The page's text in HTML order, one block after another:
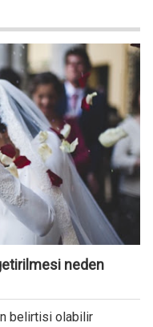
neden
belirtisi olabilir